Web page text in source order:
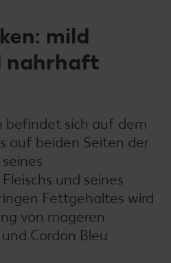
mild
nahrhaft
teilen
befindet sich auf dem
auf beiden Seiten der
und seines
Fettgehaltes wird
von mageren
Cordon Bleu